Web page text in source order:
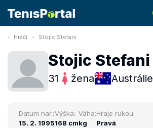
Hráči Stojic Stefani
Stojic Stefani
31 žena Austrálie
Datum nar.:
15. 2. 1995
Výška:
168 cm
Váha:
kg
Hraje rukou:
Pravá